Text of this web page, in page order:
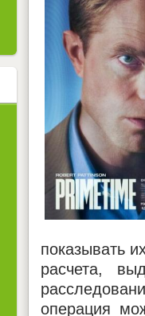
показывать
расчета,
операция